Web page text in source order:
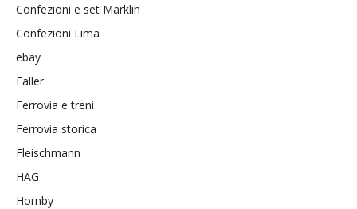
Confezioni e set Marklin
Confezioni Lima
ebay
Faller
Ferrovia e treni
Ferrovia storica
Fleischmann
HAG
Hornby